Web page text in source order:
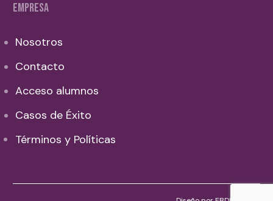
EMPRESA
Nosotros
Contacto
Acceso alumnos
Casos de Éxito
Términos y Políticas